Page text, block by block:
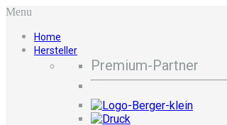
Menu
Home
Hersteller
Premium-Partner